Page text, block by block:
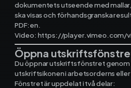
dokumentets utseende med
ska visas och förhandsgranska
PDF:en.
Video: https://player.vimeo.com/
Öppna
Du öppnar utskriftsfönstret genom
utskriftsikonen i arbetsorderns
Fönstret är uppdelat i två delar: